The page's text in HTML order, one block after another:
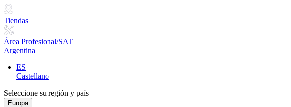
Tiendas
Área Profesional/SAT
Argentina
ES
Castellano
Seleccione su región y país
Europa